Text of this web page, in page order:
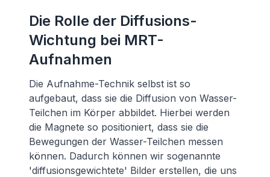
Die Rolle der Diffusions-
Wichtung bei MRT-
Aufnahmen
Die Aufnahme-Technik selbst ist so
aufgebaut, dass sie die Diffusion von Wasser-
Teilchen im Körper abbildet. Hierbei werden
die Magnete so positioniert, dass sie die
Bewegungen der Wasser-Teilchen messen
können. Dadurch können wir sogenannte
'diffusionsgewichtete' Bilder erstellen, die uns